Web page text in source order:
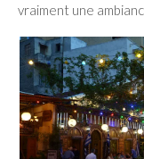
vraiment une